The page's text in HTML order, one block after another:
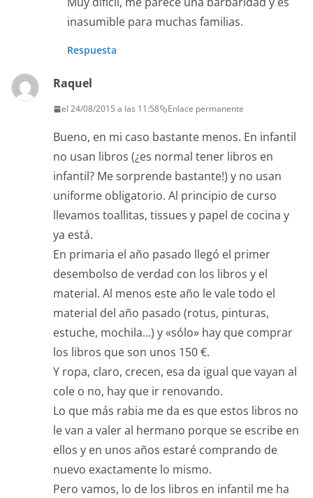
inasumible para muchas familias.
Respuesta
Raquel
el 24/08/2015 a las 11:58 Enlace permanente
Bueno, en mi caso bastante menos. En infantil
no usan libros (¿es normal tener libros en
infantil? Me sorprende bastante!) y no usan
uniforme obligatorio. Al principio de curso
llevamos toallitas, tissues y papel de cocina y
ya está.
En primaria el año pasado llegó el primer
desembolso de verdad con los libros y el
material. Al menos este año le vale todo el
material del año pasado (rotus, pinturas,
estuche, mochila…) y «sólo» hay que comprar
los libros que son unos 150 €.
Y ropa, claro, crecen, esa da igual que vayan al
cole o no, hay que ir renovando.
Lo que más rabia me da es que estos libros no
le van a valer al hermano porque se escribe en
ellos y en unos años estaré comprando de
nuevo exactamente lo mismo.
Pero vamos, lo de los libros en infantil me ha